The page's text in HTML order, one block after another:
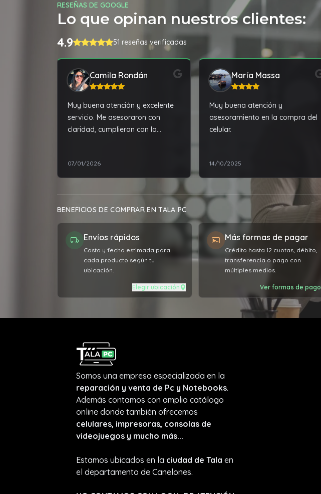
RESEÑAS DE GOOGLE
Lo que opinan nuestros clientes:
4.9 51 reseñas verificadas
Camila Rondán
Muy buena atención y excelente
servicio. Me asesoraron con
claridad, cumplieron con lo
Totalmente recomendable.
07/01/2026
María Massa
Muy buena atención y
asesoramiento en la compra del
celular.
14/10/2025
BENEFICIOS DE COMPRAR EN TALA PC
Envíos rápidos
Costo y fecha estimada para
cada producto según tu
ubicación.
Elegir ubicación
Más formas de pagar
Crédito hasta 12 cuotas, débito,
transferencia o pago con
múltiples medios.
Ver formas de pago
Somos una empresa especializada en la
reparación y venta de Pc y Notebooks.
Además contamos con amplio catálogo
online donde también ofrecemos
celulares, impresoras, consolas de
videojuegos y mucho más...
Estamos ubicados en la ciudad de Tala en
el departamento de Canelones.